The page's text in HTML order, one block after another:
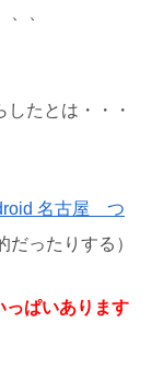
、
たとは・・・
名古屋 つ
ったりする）
ぱいあります